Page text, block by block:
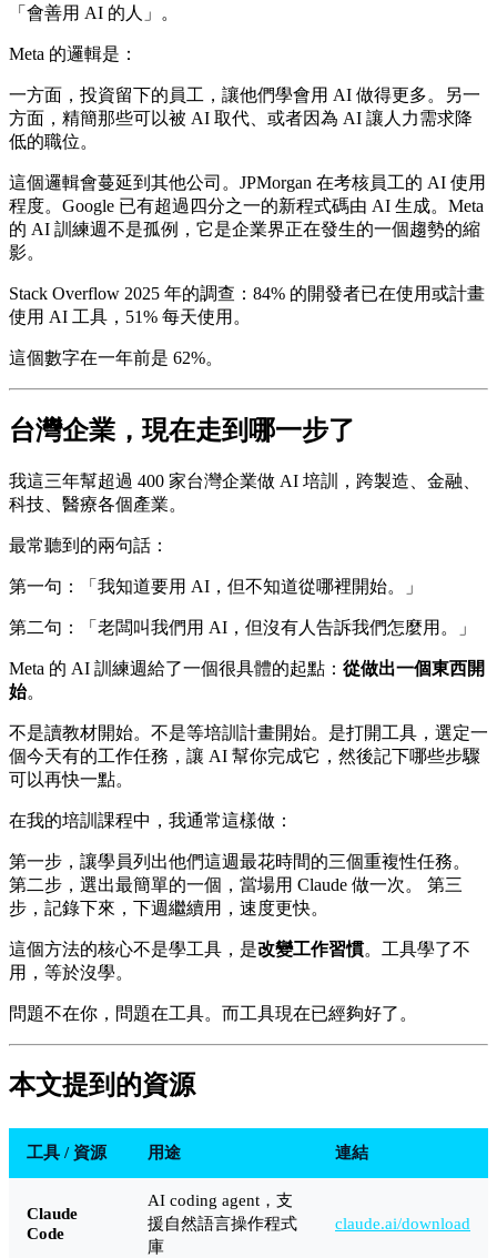
「會善用 AI 的人」。
Meta 的邏輯是：
一方面，投資留下的員工，讓他們學會用 AI 做得更多。另一
方面，精簡那些可以被 AI 取代、或者因為 AI 讓人力需求降
低的職位。
這個邏輯會蔓延到其他公司。JPMorgan 在考核員工的 AI 使用
程度。Google 已有超過四分之一的新程式碼由 AI 生成。Meta
的 AI 訓練週不是孤例，它是企業界正在發生的一個趨勢的縮
影。
Stack Overflow 2025 年的調查：84% 的開發者已在使用或計畫
使用 AI 工具，51% 每天使用。
這個數字在一年前是 62%。
台灣企業，現在走到哪一步了
我這三年幫超過 400 家台灣企業做 AI 培訓，跨製造、金融、
科技、醫療各個產業。
最常聽到的兩句話：
第一句：「我知道要用 AI，但不知道從哪裡開始。」
第二句：「老闆叫我們用 AI，但沒有人告訴我們怎麼用。」
Meta 的 AI 訓練週給了一個很具體的起點： 從做出一個東西開
始。
不是讀教材開始。不是等培訓計畫開始。是打開工具，選定一
個今天有的工作任務，讓 AI 幫你完成它，然後記下哪些步驟
可以再快一點。
在我的培訓課程中，我通常這樣做：
第一步，讓學員列出他們這週最花時間的三個重複性任務。
第二步，選出最簡單的一個，當場用 Claude 做一次。 第三
步，記錄下來，下週繼續用，速度更快。
這個方法的核心不是學工具，是改變工作習慣。工具學了不
用，等於沒學。
問題不在你，問題在工具。而工具現在已經夠好了。
本文提到的資源
工具 / 資源 用途 連結
Claude
Code
AI coding agent，支
援自然語言操作程式
庫
claude.ai/download